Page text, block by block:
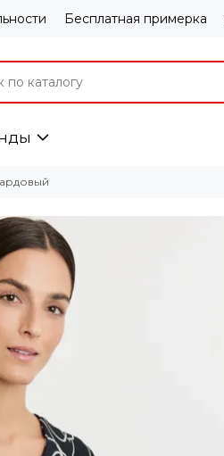
Бесплатная примерка